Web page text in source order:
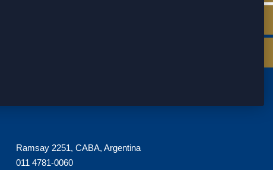
Ramsay 2251, CABA, Argentina
011 4781-0060